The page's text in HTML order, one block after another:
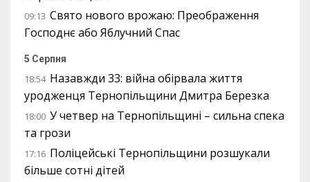
09:13 Свято нового врожаю: Преображення
Господнє або Яблучний Спас
5 Серпня
18:54 Назавжди 33: війна обірвала життя
уродженця Тернопільщини Дмитра Березка
18:00 У четвер на Тернопільщині – сильна спека
та грози
17:16 Поліцейські Тернопільщини розшукали
більше сотні дітей